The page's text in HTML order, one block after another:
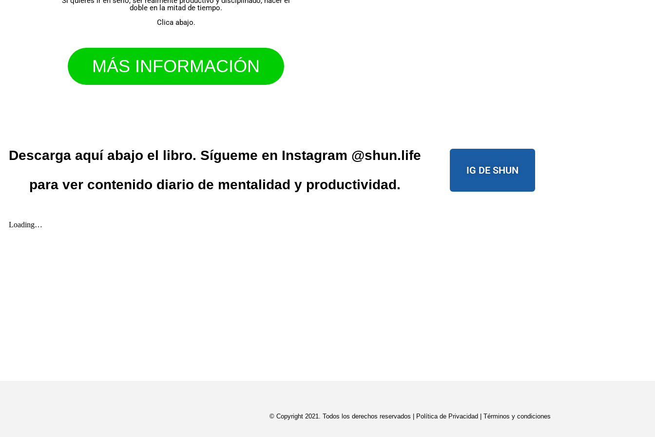
doble en la mitad de tiempo.
Clica abajo.
MÁS INFORMACIÓN
Descarga aquí abajo el libro. Sígueme en Instagram @shun.life
para ver contenido diario de mentalidad y productividad.
IG DE SHUN
© Copyright 2021. Todos los derechos reservados | Política de Privacidad | Términos y condiciones